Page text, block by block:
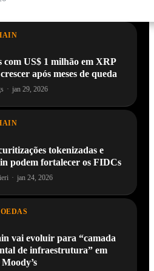
com US$ 1 milhão em XRP
após meses de queda
· jan 29, 2026
tokenizadas e
podem fortalecer os FIDCs
· jan 24, 2026
vai evoluir para “camada
de infraestrutura” em